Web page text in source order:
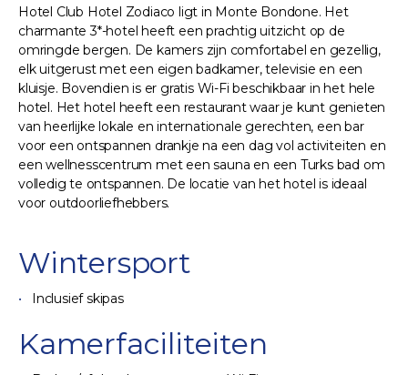
Hotel Club Hotel Zodiaco ligt in Monte Bondone. Het
charmante 3*-hotel heeft een prachtig uitzicht op de
omringde bergen. De kamers zijn comfortabel en gezellig,
elk uitgerust met een eigen badkamer, televisie en een
kluisje. Bovendien is er gratis Wi-Fi beschikbaar in het hele
hotel. Het hotel heeft een restaurant waar je kunt genieten
van heerlijke lokale en internationale gerechten, een bar
voor een ontspannen drankje na een dag vol activiteiten en
een wellnesscentrum met een sauna en een Turks bad om
volledig te ontspannen. De locatie van het hotel is ideaal
voor outdoorliefhebbers.
Wintersport
Inclusief skipas
Kamerfaciliteiten